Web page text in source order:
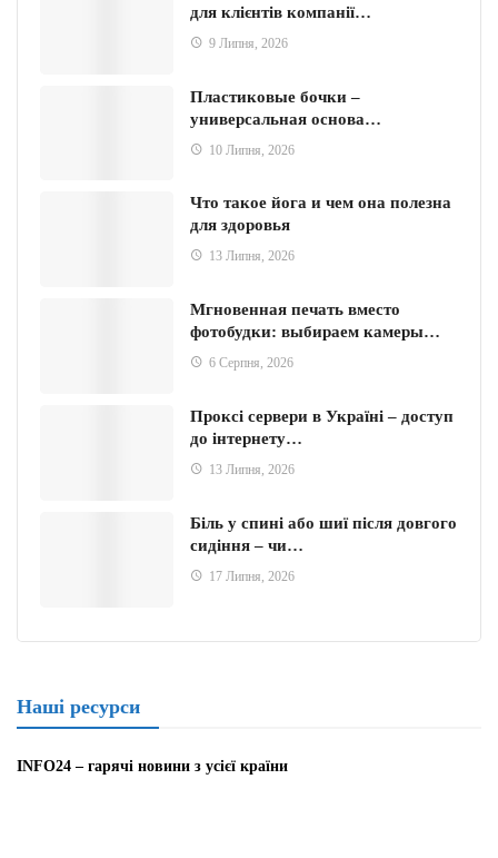
для клієнтів компанії…
9 Липня, 2026
Пластиковые бочки –
универсальная основа…
10 Липня, 2026
Что такое йога и чем она полезна
для здоровья
13 Липня, 2026
Мгновенная печать вместо
фотобудки: выбираем камеры…
6 Серпня, 2026
Проксі сервери в Україні – доступ
до інтернету…
13 Липня, 2026
Біль у спині або шиї після довгого
сидіння – чи…
17 Липня, 2026
Наші ресурси
INFO24 – гарячі новини з усієї країни